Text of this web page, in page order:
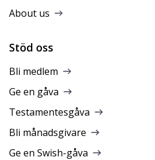
About us
Stöd oss
Bli medlem
Ge en gåva
Testamentesgåva
Bli månadsgivare
Ge en Swish-gåva